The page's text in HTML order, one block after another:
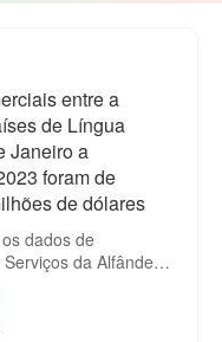
entre a
de Língua
Janeiro a
foram de
de dólares
dados de
da Alfândega
se na tabela
comerciais entre
de Língua